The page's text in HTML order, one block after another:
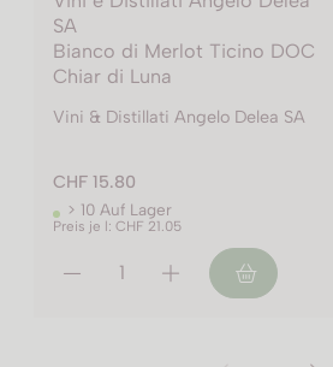
Vini e Distillati Angelo Delea
SA
Merlot Ticino DOC Carato
Vini & Distillati Angelo Delea SA
CHF 19.50
> 10 Auf Lager
Preis je l: CHF 52.00